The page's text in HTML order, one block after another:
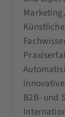
B2B- und